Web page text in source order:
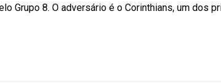
Grupo 8. O adversário é o Corinthians, um dos